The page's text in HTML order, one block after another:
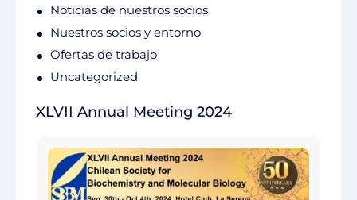
Noticias de nuestros socios
Nuestros socios y entorno
Ofertas de trabajo
Uncategorized
XLVII Annual Meeting 2024